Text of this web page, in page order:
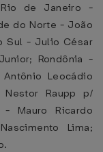
Rio de Janeiro -
do Norte - João
Sul - Julio César
Rondônia -
Leocádio
Nestor Raupp p/
Mauro Ricardo
Lima;